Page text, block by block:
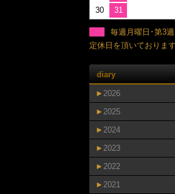
30
31
毎週月曜日･第3
定休日を頂いております
diary
► 2026
► 2025
► 2024
► 2023
► 2022
► 2021